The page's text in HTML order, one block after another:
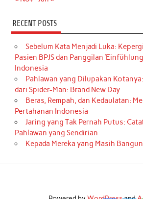
RECENT POSTS
Sebelum Kata Menjadi Luka:
Pasien BPJS dan Panggilan
Indonesia
Pahlawan yang Dilupakan
dari Spider-Man: Brand New Day
Beras, Rempah, dan Kedaulatan:
Pertahanan Indonesia
Jaring yang Tak Pernah Putus:
Pahlawan yang Sendirian
Kepada Mereka yang Masih